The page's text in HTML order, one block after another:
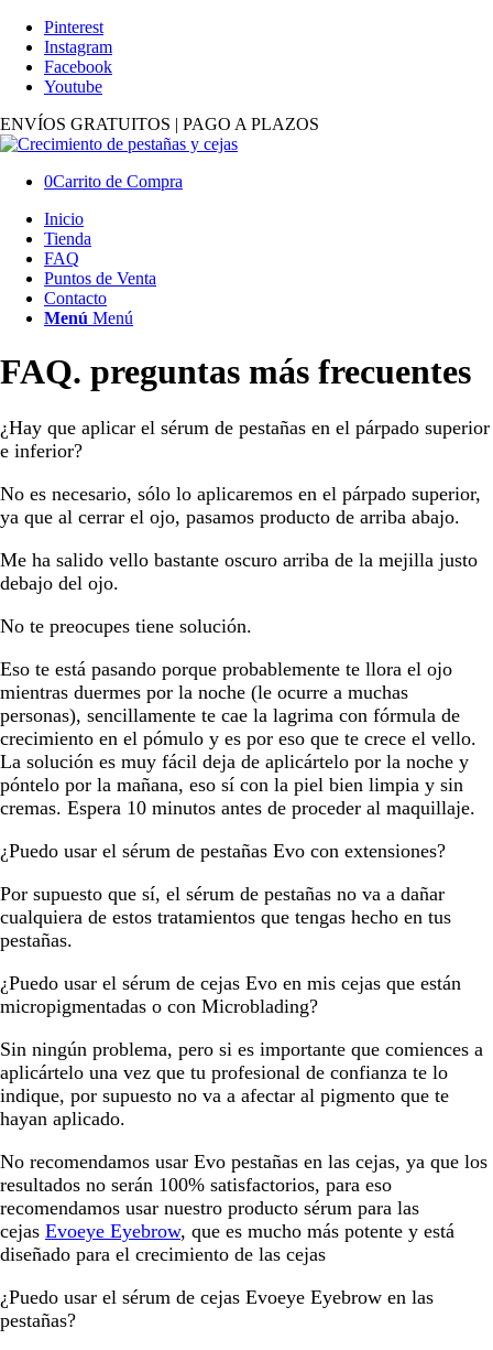
Pinterest
Instagram
Facebook
Youtube
ENVÍOS GRATUITOS | PAGO A PLAZOS
0Carrito de Compra
Inicio
Tienda
FAQ
Puntos de Venta
Contacto
Menú Menú
FAQ. preguntas más frecuentes
¿Hay que aplicar el sérum de pestañas en el párpado superior
e inferior?
No es necesario, sólo lo aplicaremos en el párpado superior,
ya que al cerrar el ojo, pasamos producto de arriba abajo.
Me ha salido vello bastante oscuro arriba de la mejilla justo
debajo del ojo.
No te preocupes tiene solución.
Eso te está pasando porque probablemente te llora el ojo
mientras duermes por la noche (le ocurre a muchas
personas), sencillamente te cae la lagrima con fórmula de
crecimiento en el pómulo y es por eso que te crece el vello.
La solución es muy fácil deja de aplicártelo por la noche y
póntelo por la mañana, eso sí con la piel bien limpia y sin
cremas. Espera 10 minutos antes de proceder al maquillaje.
¿Puedo usar el sérum de pestañas Evo con extensiones?
Por supuesto que sí, el sérum de pestañas no va a dañar
cualquiera de estos tratamientos que tengas hecho en tus
pestañas.
¿Puedo usar el sérum de cejas Evo en mis cejas que están
micropigmentadas o con Microblading?
Sin ningún problema, pero si es importante que comiences a
aplicártelo una vez que tu profesional de confianza te lo
indique, por supuesto no va a afectar al pigmento que te
hayan aplicado.
No recomendamos usar Evo pestañas en las cejas, ya que los
resultados no serán 100% satisfactorios, para eso
recomendamos usar nuestro producto sérum para las
cejas Evoeye Eyebrow, que es mucho más potente y está
diseñado para el crecimiento de las cejas
¿Puedo usar el sérum de cejas Evoeye Eyebrow en las
pestañas?